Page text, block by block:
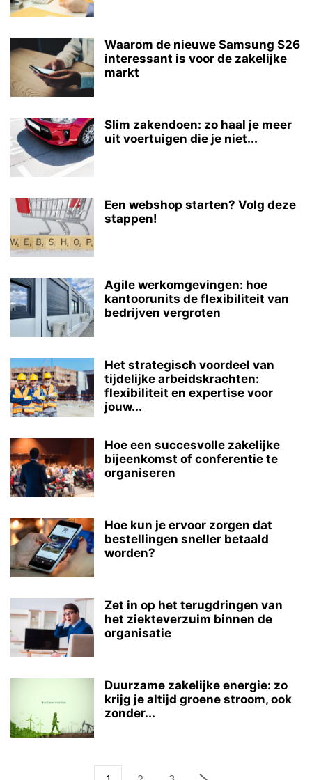
Waarom de nieuwe Samsung S26
interessant is voor de zakelijke
markt
Slim zakendoen: zo haal je meer
uit voertuigen die je niet...
Een webshop starten? Volg deze
stappen!
Agile werkomgevingen: hoe
kantoorunits de flexibiliteit van
bedrijven vergroten
Het strategisch voordeel van
tijdelijke arbeidskrachten:
flexibiliteit en expertise voor
jouw...
Hoe een succesvolle zakelijke
bijeenkomst of conferentie te
organiseren
Hoe kun je ervoor zorgen dat
bestellingen sneller betaald
worden?
Zet in op het terugdringen van
het ziekteverzuim binnen de
organisatie
Duurzame zakelijke energie: zo
krijg je altijd groene stroom, ook
zonder...